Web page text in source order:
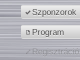
Szponzorok
Program
Regisztráció